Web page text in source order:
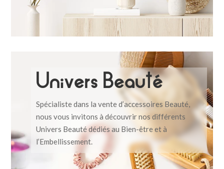
Univers Beauté
Spécialiste dans la vente d’accessoires Beauté,
nous vous invitons à découvrir nos différents
Univers Beauté dédiés au Bien-être et à
l’Embellissement.